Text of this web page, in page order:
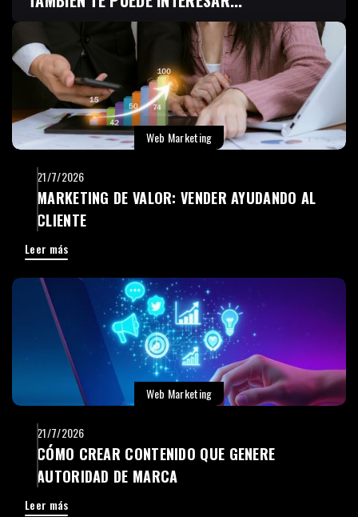
Web Marketing
21/7/2026
MARKETING DE VALOR: VENDER AYUDANDO AL
CLIENTE
Leer más
Web Marketing
21/7/2026
CÓMO CREAR CONTENIDO QUE GENERE
AUTORIDAD DE MARCA
Leer más